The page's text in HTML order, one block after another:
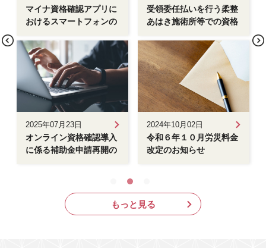
マイナ資格確認アプリに
おけるスマートフォンの
り機能の追加について
受領委任払いを行う柔整
あはき施術所等での資格
2025年07月23日
オンライン資格確認導入
に係る補助金申請再開の
2024年10月02日
令和６年１０月労災料金
改定のお知らせ
もっと見る